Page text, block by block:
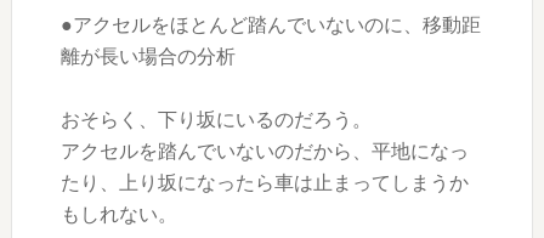
●アクセルをほとんど踏んでいないのに、移動距
離が長い場合の分析
おそらく、下り坂にいるのだろう。
アクセルを踏んでいないのだから、平地になっ
たり、上り坂になったら車は止まってしまうか
もしれない。